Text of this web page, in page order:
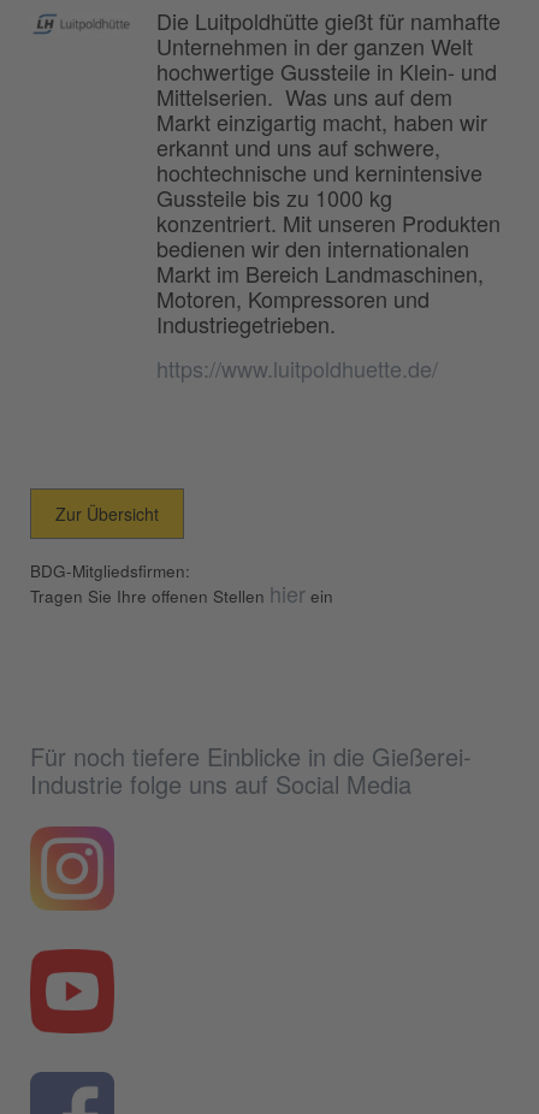
Die Luitpoldhütte gießt für namhafte
Unternehmen in der ganzen Welt
hochwertige Gussteile in Klein- und
Mittelserien. Was uns auf dem
Markt einzigartig macht, haben wir
erkannt und uns auf schwere,
hochtechnische und kernintensive
Gussteile bis zu 1000 kg
konzentriert. Mit unseren Produkten
bedienen wir den internationalen
Markt im Bereich Landmaschinen,
Motoren, Kompressoren und
Industriegetrieben.
https://www.luitpoldhuette.de/
Zur Übersicht
BDG-Mitgliedsfirmen:
Tragen Sie Ihre offenen Stellen hier ein
Für noch tiefere Einblicke in die Gießerei-
Industrie folge uns auf Social Media